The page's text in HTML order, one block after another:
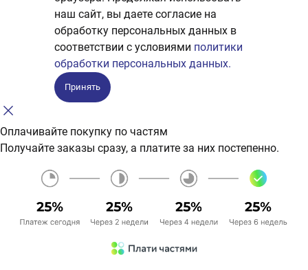
наш сайт, вы даете согласие на
обработку персональных данных в
соответствии с условиями политики
обработки персональных данных.
Принять
Оплачивайте покупку по частям
Получайте заказы сразу, а платите за них постепенно.